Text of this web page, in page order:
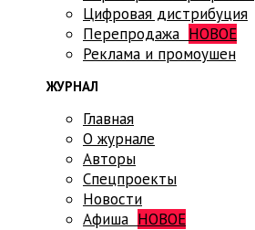
Цифровая дистрибуция
Перепродажа НОВОЕ
Реклама и промоушен
ЖУРНАЛ
Главная
О журнале
Авторы
Спецпроекты
Новости
Афиша НОВОЕ